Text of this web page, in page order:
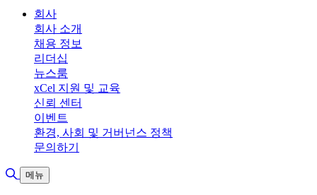
회사
회사 소개
채용 정보
리더십
뉴스룸
xCel 지원 및 교육
신뢰 센터
이벤트
환경, 사회 및 거버넌스 정책
문의하기
검색 토글
메뉴